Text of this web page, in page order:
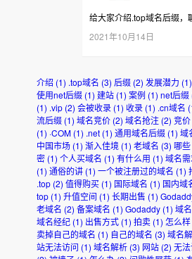
给大家介绍.top域名后缀，
2021年10月14日
介绍 (1) .top域名 (3) 后缀(2) 发展潜力 (1)
使用net后缀(1) 建站(1) 案例 (1) net后缀
(1) .vip(2) 会被收录(1) 收录(1) .cn域名
流后缀(1) 域名竞价(2) 域名抢注(2) 竞价
(1) ·COM(1) .net(1) 通用域名后缀(1) 域
中国市场(1) 渐入佳境 (1) 老域名 (3) 哪些
密(1) 个人买域名 (1) 有什么用 (1) 域名
(1) 通俗的讲(1) 一个被注册过的域名 (1)
.top(2) 值得购买(1) 国际域名 (1) 国内域
top(1) 升值空间 (1) 长期出售 (1)
老域名 (2) 备案域名 (1) Godaddy(1) 域
域名经纪(1) 出售方式(1) 拍卖(1) 怎么样
卖掉自己的域名 (1) 自己的域名 (3) 域名
站无法访问 (1) 域名解析(3) 网站(2) 无